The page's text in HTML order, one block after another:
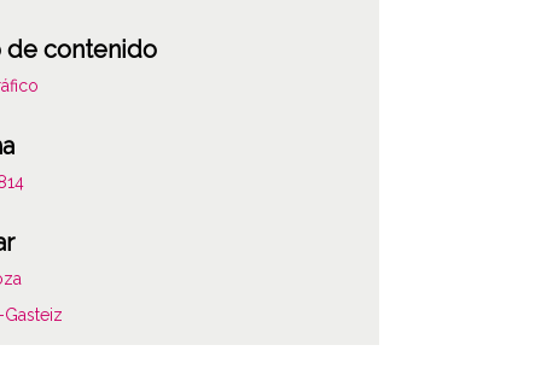
de contenido